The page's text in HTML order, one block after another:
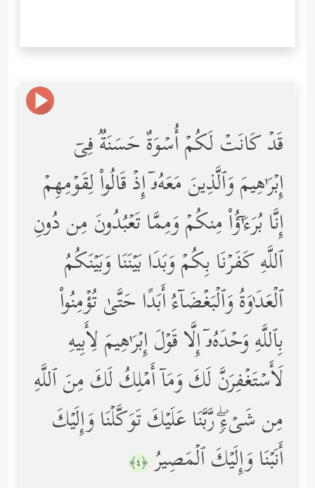
قَدۡ كَانَتۡ لَكُمۡ أُسۡوَةٌ حَسَنَةࣱ فِیۤ
إِبۡرَ ٰ⁠هِیمَ وَٱلَّذِینَ مَعَهُۥۤ إِذۡ قَالُواْ لِقَوۡمِهِمۡ
إِنَّا بُرَءَ ٰۤ⁠ ؤُاْ مِنكُمۡ وَمِمَّا تَعۡبُدُونَ مِن دُونِ
ٱللَّهِ كَفَرۡنَا بِكُمۡ وَبَدَا بَیۡنَنَا وَبَیۡنَكُمُ
ٱلۡعَدَ ٰ⁠وَةُ وَٱلۡبَغۡضَاۤءُ أَبَدًا حَتَّىٰ تُؤۡمِنُواْ
بِٱللَّهِ وَحۡدَهُۥۤ إِلَّا قَوۡلَ إِبۡرَ ٰ⁠هِیمَ لِأَبِیهِ
لَأَسۡتَغۡفِرَنَّ لَكَ وَمَاۤ أَمۡلِكُ لَكَ مِنَ ٱللَّهِ
مِن شَیۡءࣲۖ رَّبَّنَا عَلَیۡكَ تَوَكَّلۡنَا وَإِلَیۡكَ
أَنَبۡنَا وَإِلَیۡكَ ٱلۡمَصِیرُ ﴿٤﴾